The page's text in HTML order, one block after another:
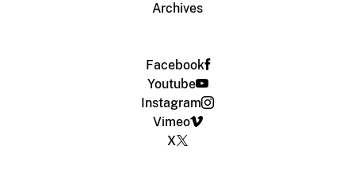
Archives
Facebook
Youtube
Instagram
Vimeo
X